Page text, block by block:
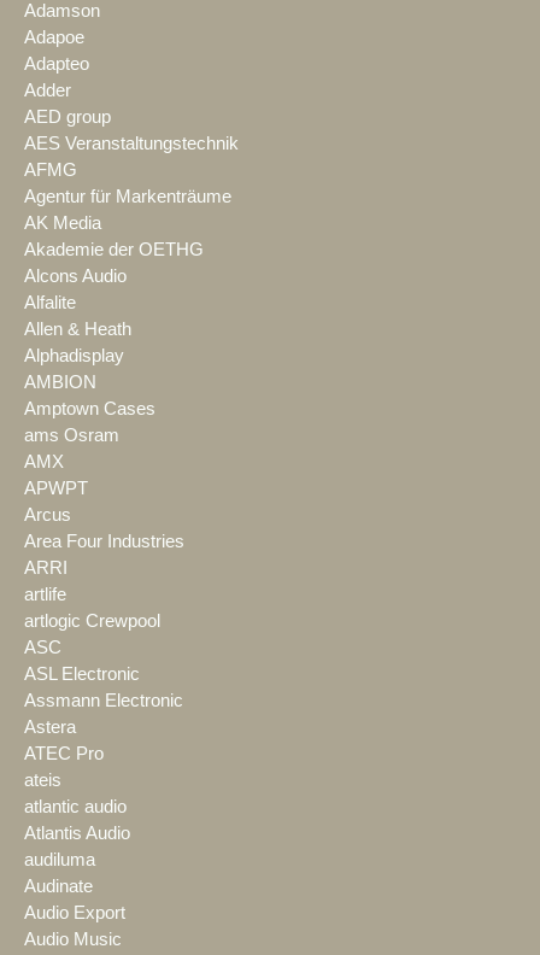
Adamson
Adapoe
Adapteo
Adder
AED group
AES Veranstaltungstechnik
AFMG
Agentur für Markenträume
AK Media
Akademie der OETHG
Alcons Audio
Alfalite
Allen & Heath
Alphadisplay
AMBION
Amptown Cases
ams Osram
AMX
APWPT
Arcus
Area Four Industries
ARRI
artlife
artlogic Crewpool
ASC
ASL Electronic
Assmann Electronic
Astera
ATEC Pro
ateis
atlantic audio
Atlantis Audio
audiluma
Audinate
Audio Export
Audio Music